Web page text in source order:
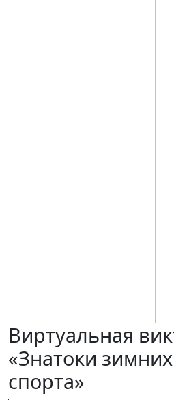
Виртуальная
«Знатоки
спорта»